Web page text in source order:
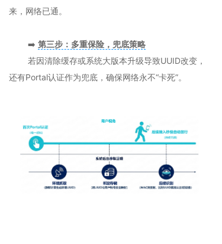
来，网络已通。
➡️ 第三步：多重保险，兜底策略
若因清除缓存或系统大版本升级导致UUID改变，
还有Portal认证作为兜底，确保网络永不“卡死”。